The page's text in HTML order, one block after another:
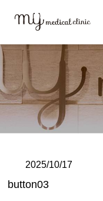
2025/10/17
button03